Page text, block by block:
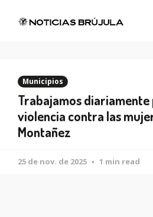
Municipios
Trabajamos
violencia contra las
Montañez
25 de nov. de 2025 1 min read